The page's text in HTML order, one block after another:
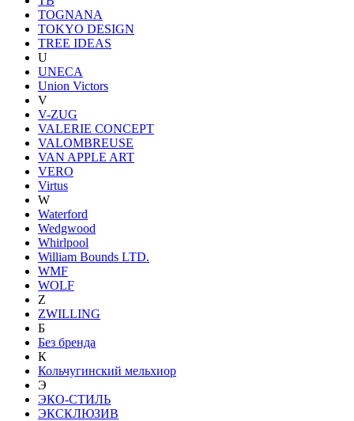
TOGNANA
TOKYO DESIGN
TREE IDEAS
U
UNECA
Union Victors
V
V-ZUG
VALERIE CONCEPT
VALOMBREUSE
VAN APPLE ART
VERO
Virtus
W
Waterford
Wedgwood
Whirlpool
William Bounds LTD.
WMF
WOLF
Z
ZWILLING
Б
Без бренда
К
Кольчугинский мельхиор
Э
ЭКО-СТИЛЬ
ЭКСКЛЮЗИВ